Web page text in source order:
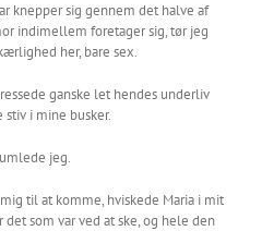
knepper sig gennem det halve af
indimellem foretager sig, tør jeg
her, bare sex.
ganske let hendes underliv
i mine busker.
jeg.
til at komme, hviskede Maria i mit
det som var ved at ske, og hele den